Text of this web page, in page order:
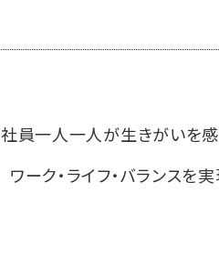
社員一人一人が生きがいを感
ワーク・ライフ・バランス